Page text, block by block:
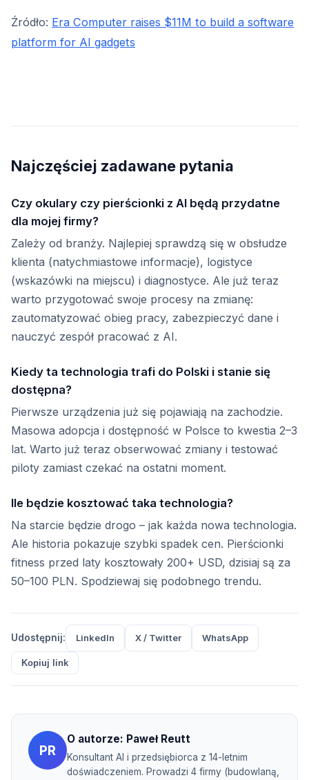
Źródło: Era Computer raises $11M to build a software
platform for AI gadgets
Najczęściej zadawane pytania
Czy okulary czy pierścionki z AI będą przydatne
dla mojej firmy?
Zależy od branży. Najlepiej sprawdzą się w obsłudze
klienta (natychmiastowe informacje), logistyce
(wskazówki na miejscu) i diagnostyce. Ale już teraz
warto przygotować swoje procesy na zmianę:
zautomatyzować obieg pracy, zabezpieczyć dane i
nauczyć zespół pracować z AI.
Kiedy ta technologia trafi do Polski i stanie się
dostępna?
Pierwsze urządzenia już się pojawiają na zachodzie.
Masowa adopcja i dostępność w Polsce to kwestia 2–3
lat. Warto już teraz obserwować zmiany i testować
piloty zamiast czekać na ostatni moment.
Ile będzie kosztować taka technologia?
Na starcie będzie drogo – jak każda nowa technologia.
Ale historia pokazuje szybki spadek cen. Pierścionki
fitness przed laty kosztowały 200+ USD, dzisiaj są za
50–100 PLN. Spodziewaj się podobnego trendu.
Udostępnij: LinkedIn X / Twitter WhatsApp
Kopiuj link
PR
O autorze: Paweł Reutt
Konsultant AI i przedsiębiorca z 14-letnim
doświadczeniem. Prowadzi 4 firmy (budowlaną,